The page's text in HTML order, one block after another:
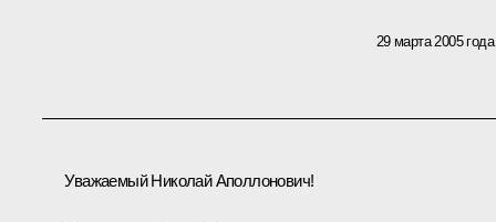
29 марта 2005 года
Уважаемый Николай Аполлонович!